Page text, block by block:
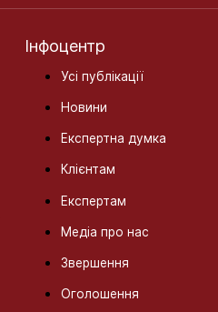
Інфоцентр
Усі публікації
Новини
Експертна думка
Клієнтам
Експертам
Медіа про нас
Звершення
Оголошення